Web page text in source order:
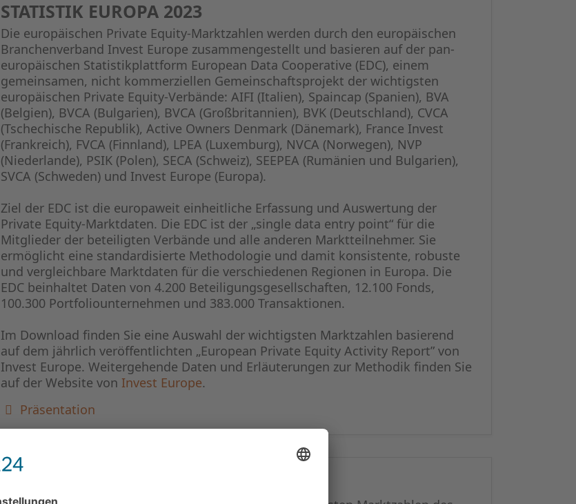
STATISTIK EUROPA 2023
Die europäischen Private Equity-Marktzahlen werden durch den europäischen
Branchenverband Invest Europe zusammengestellt und basieren auf der pan-
europäischen Statistikplattform European Data Cooperative (EDC), einem
gemeinsamen, nicht kommerziellen Gemeinschaftsprojekt der wichtigsten
europäischen Private Equity-Verbände: AIFI (Italien), Spaincap (Spanien), BVA
(Belgien), BVCA (Bulgarien), BVCA (Großbritannien), BVK (Deutschland), CVCA
(Tschechische Republik), Active Owners Denmark (Dänemark), France Invest
(Frankreich), FVCA (Finnland), LPEA (Luxemburg), NVCA (Norwegen), NVP
(Niederlande), PSIK (Polen), SECA (Schweiz), SEEPEA (Rumänien und Bulgarien),
SVCA (Schweden) und Invest Europe (Europa).
Ziel der EDC ist die europaweit einheitliche Erfassung und Auswertung der
Private Equity-Marktdaten. Die EDC ist der „single data entry point“ für die
Mitglieder der beteiligten Verbände und alle anderen Marktteilnehmer. Sie
ermöglicht eine standardisierte Methodologie und damit konsistente, robuste
und vergleichbare Marktdaten für die verschiedenen Regionen in Europa. Die
EDC beinhaltet Daten von 4.200 Beteiligungsgesellschaften, 12.100 Fonds,
100.300 Portfoliounternehmen und 383.000 Transaktionen.
Im Download finden Sie eine Auswahl der wichtigsten Marktzahlen basierend
auf dem jährlich veröffentlichten „European Private Equity Activity Report” von
Invest Europe. Weitergehende Daten und Erläuterungen zur Methodik finden Sie
auf der Website von Invest Europe.
Präsentation